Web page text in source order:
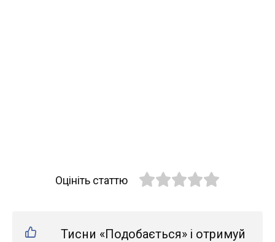
Оцініть статтю
Тисни «Подобається» і отримуй